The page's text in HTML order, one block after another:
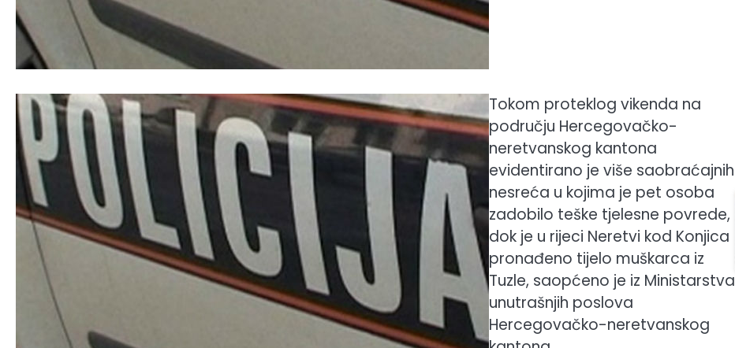
Tokom proteklog vikenda na
području Hercegovačko-
neretvanskog kantona
evidentirano je više saobraćajnih
nesreća u kojima je pet osoba
zadobilo teške tjelesne povrede,
dok je u rijeci Neretvi kod Konjica
pronađeno tijelo muškarca iz
Tuzle, saopćeno je iz Ministarstva
unutrašnjih poslova
Hercegovačko-neretvanskog